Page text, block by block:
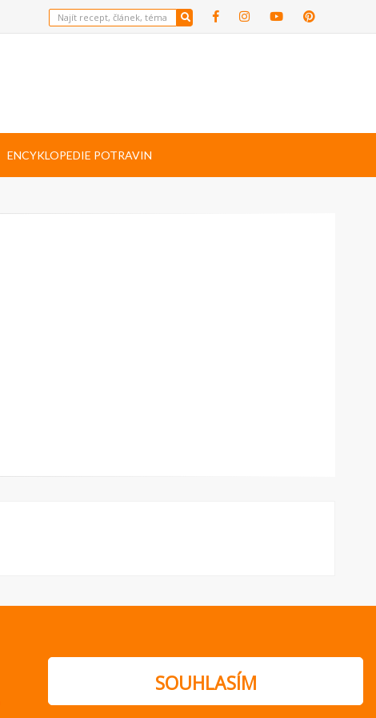
ENCYKLOPEDIE POTRAVIN
SOUHLASÍM